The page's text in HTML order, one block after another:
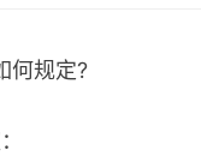
何规定?